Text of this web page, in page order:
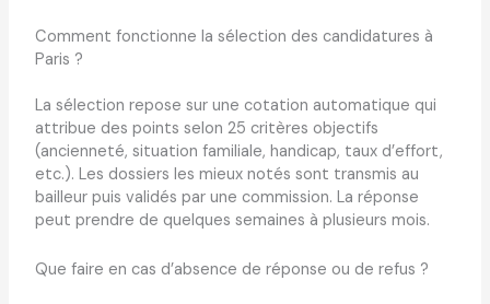
Comment fonctionne la sélection des candidatures à
Paris ?
La sélection repose sur une cotation automatique qui
attribue des points selon 25 critères objectifs
(ancienneté, situation familiale, handicap, taux d’effort,
etc.). Les dossiers les mieux notés sont transmis au
bailleur puis validés par une commission. La réponse
peut prendre de quelques semaines à plusieurs mois.
Que faire en cas d’absence de réponse ou de refus ?